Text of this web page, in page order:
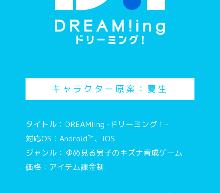
キャラクター原案：夏生
タイトル：DREAM!ing -ドリーミング！-
対応OS：Android™、iOS
ジャンル：ゆめ見る男子のキズナ育成ゲーム
価格：アイテム課金制